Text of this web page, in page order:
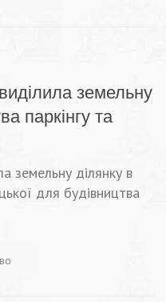
земельну
паркінгу та
земельну ділянку в
для будівництва